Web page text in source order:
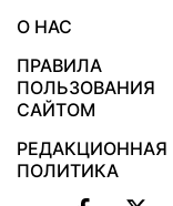
О НАС
ПРАВИЛА
ПОЛЬЗОВАНИЯ
САЙТОМ
РЕДАКЦИОННАЯ
ПОЛИТИКА